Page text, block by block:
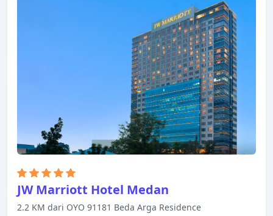
dengan segala fasilitas yang Anda butuhkan untuk
bermalam dengan nyaman. Di beberapa kamar
terdapat televisi layar datar, telepon di kamar
mandi, cermin, sandal, sofa. Akses ke pusat
kebugaran, lapangan golf (sekitar 3 km), kolam
renang luar ruangan, pijat, kolam renang anak di
properti ini akan meningkatkan kepuasan
menginap Anda. Dengan layanan handal dan staf
profesional, Aryaduta Medan memenuhi
kebutuhan Anda.
JW Marriott Hotel Medan
2.2 KM dari OYO 91181 Beda Arga Residence